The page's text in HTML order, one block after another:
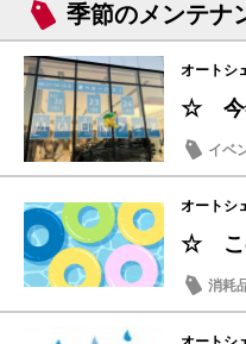
季節のメンテナ
オートシ
☆ 今
イベ
タイ
オートシ
☆ こ
消耗